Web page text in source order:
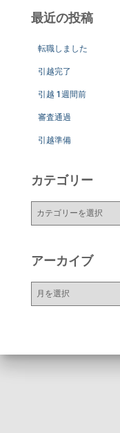
最近の投稿
転職しました
引越完了
引越 1週間前
審査通過
引越準備
カテゴリー
ー
アーカイブ
ー